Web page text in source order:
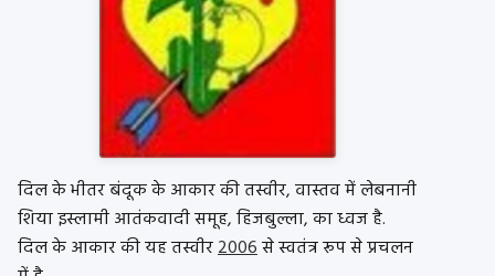
दिल के भीतर बंदूक के आकार की तस्वीर, वास्तव में लेबनानी
शिया इस्लामी आतंकवादी समूह, हिजबुल्ला, का ध्वज है.
दिल के आकार की यह तस्वीर2006से स्वतंत्र रूप से प्रचलन